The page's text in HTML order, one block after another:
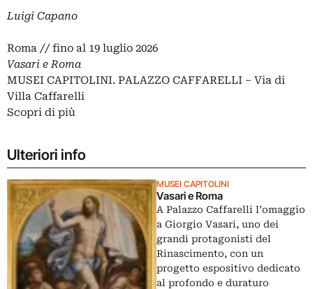
Luigi Capano
Roma // fino al 19 luglio 2026
Vasari e Roma
MUSEI CAPITOLINI. PALAZZO CAFFARELLI – Via di
Villa Caffarelli
Scopri di più
Ulteriori info
MUSEI CAPITOLINI
Vasari e Roma
A Palazzo Caffarelli l’omaggio
a Giorgio Vasari, uno dei
grandi protagonisti del
Rinascimento, con un
progetto espositivo dedicato
al profondo e duraturo